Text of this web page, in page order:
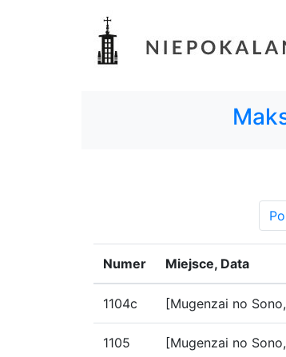
Numer Miejsce, Data
1104c [Mugenzai no
1105 [Mugenzai no